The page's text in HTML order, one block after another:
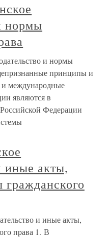
нормы
и нормы
принципы и
международные
являются в
Федерации
иные акты,
и иные акты,
права 1. В